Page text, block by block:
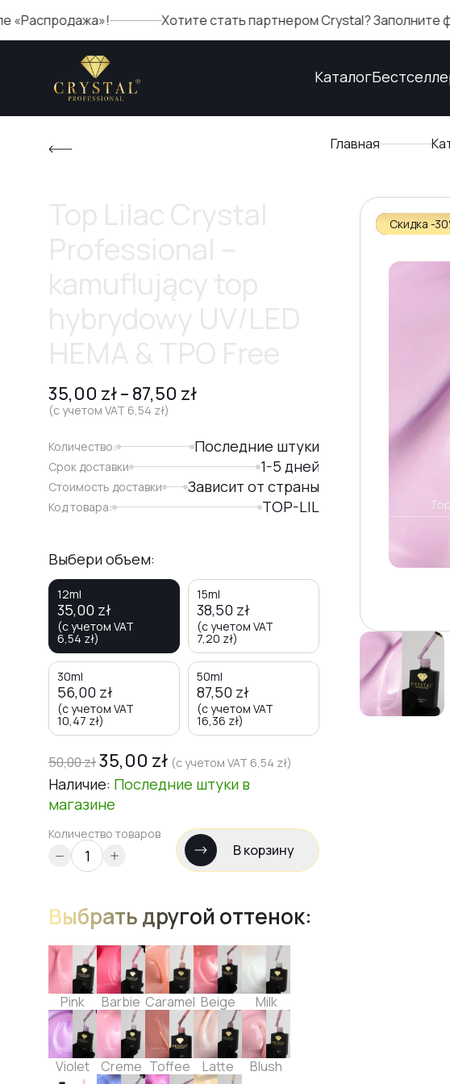
Хотите стать партнером Crystal? Заполните форму в
Каталог
Главная
35,00 zł– 87,50 zł
(с учетом VAT 6,54 zł)
Количество: Последние штуки
Срок доставки 1-5 дней
Стоимость доставки Зависит от страны
Код товара: TOP-LIL
Выбери объем:
12ml
35,00 zł
(с учетом VAT
6,54 zł)
15ml
38,50 zł
(с учетом VAT
7,20 zł)
30ml
56,00 zł
(с учетом VAT
10,47 zł)
50ml
87,50 zł
(с учетом VAT
16,36 zł)
50,00zł35,00 zł (с учетом VAT 6,54 zł)
Наличие: Последние штуки в
магазине
Количество товаров
В корзину
Выбрать другой оттенок:
Pink Barbie Caramel Beige Milk
Violet Creme Toffee Latte Blush
Скидка -